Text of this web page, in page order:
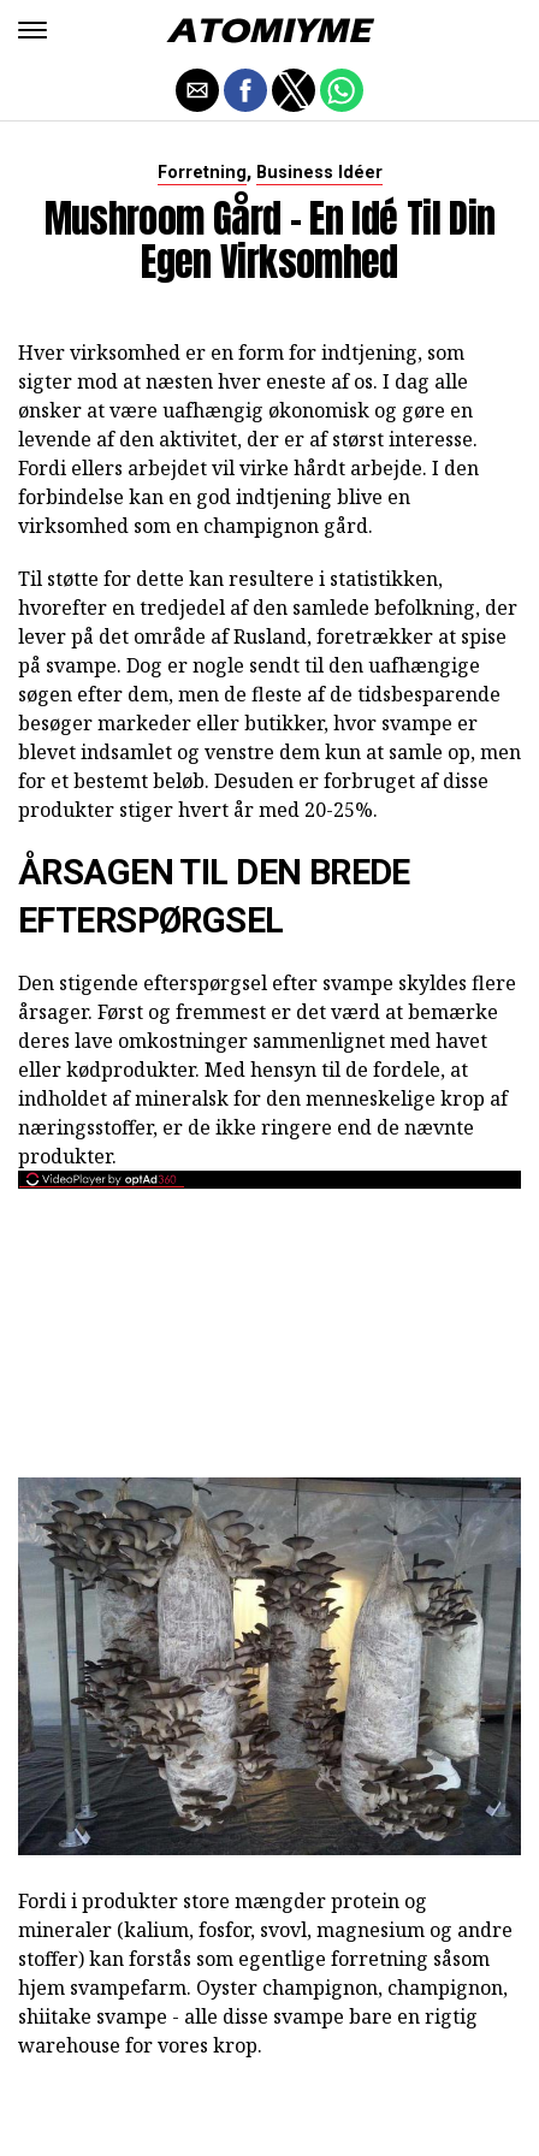
Forretning, Business Idéer
Mushroom Gård - En Idé Til Din
Egen Virksomhed
Hver virksomhed er en form for indtjening, som
sigter mod at næsten hver eneste af os. I dag alle
ønsker at være uafhængig økonomisk og gøre en
levende af den aktivitet, der er af størst interesse.
Fordi ellers arbejdet vil virke hårdt arbejde. I den
forbindelse kan en god indtjening blive en
virksomhed som en champignon gård.
Til støtte for dette kan resultere i statistikken,
hvorefter en tredjedel af den samlede befolkning, der
lever på det område af Rusland, foretrækker at spise
på svampe. Dog er nogle sendt til den uafhængige
søgen efter dem, men de fleste af de tidsbesparende
besøger markeder eller butikker, hvor svampe er
blevet indsamlet og venstre dem kun at samle op, men
for et bestemt beløb. Desuden er forbruget af disse
produkter stiger hvert år med 20-25%.
ÅRSAGEN TIL DEN BREDE
EFTERSPØRGSEL
Den stigende efterspørgsel efter svampe skyldes flere
årsager. Først og fremmest er det værd at bemærke
deres lave omkostninger sammenlignet med havet
eller kødprodukter. Med hensyn til de fordele, at
indholdet af mineralsk for den menneskelige krop af
næringsstoffer, er de ikke ringere end de nævnte
produkter.
Fordi i produkter store mængder protein og
mineraler (kalium, fosfor, svovl, magnesium og andre
stoffer) kan forstås som egentlige forretning såsom
hjem svampefarm. Oyster champignon, champignon,
shiitake svampe - alle disse svampe bare en rigtig
warehouse for vores krop.